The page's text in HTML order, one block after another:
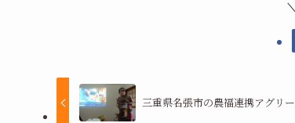
三重県名張市の農福連携アグリ